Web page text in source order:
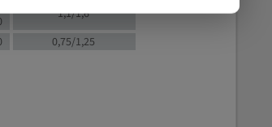
1,1/1,6
0,75/1,25